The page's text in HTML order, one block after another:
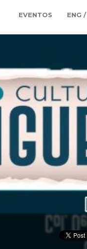
EVENTOS ENG /